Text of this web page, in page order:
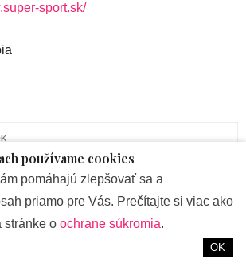
sport.sk/
deväťdesiatok. Ako ju nosiť a
NASLEDUJÚCI ČLÁNOK
Tieto doplnky by vám chýbať nemali!
používame cookies
pomáhajú zlepšovať sa a
priamo pre Vás. Prečítajte si viac ako
stránke o ochrane súkromia.
OK